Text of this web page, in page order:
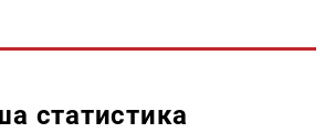
статистика